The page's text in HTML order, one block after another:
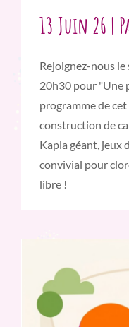
13 Juin 26 |
Rejoignez-nous
20h30 pour "Une
programme de
construction de
Kapla géant, jeux
convivial pour
libre !